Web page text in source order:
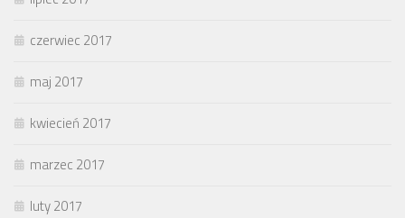
czerwiec 2017
maj 2017
kwiecień 2017
marzec 2017
luty 2017